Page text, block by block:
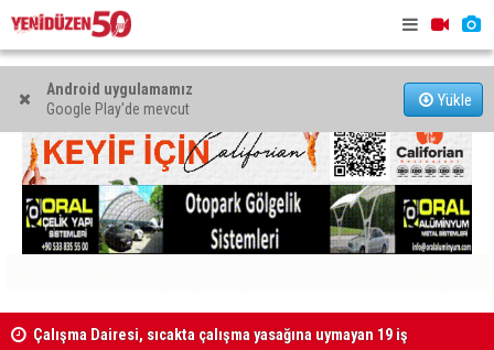
Android uygulamamız
Google Play'de mevcut
Yükle
Çalışma Dairesi, sıcakta çalışma yasağına uymayan 19 iş